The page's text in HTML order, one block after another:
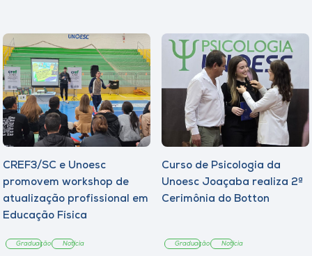
CREF3/SC e Unoesc
promovem workshop de
atualização profissional em
Educação Física
Graduação Notícia
Curso de Psicologia da
Unoesc Joaçaba realiza 2ª
Cerimônia do Botton
Graduação Notícia